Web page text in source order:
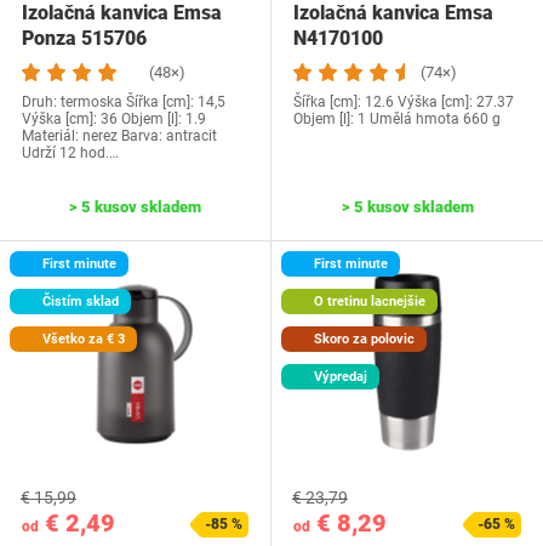
Izolačná kanvica Emsa
Ponza 515706
(48×)
Druh: termoska Šířka [cm]: 14,5
Výška [cm]: 36 Objem [l]: 1.9
Materiál: nerez Barva: antracit
Udrží 12 hod.…
> 5 kusov skladem
Izolačná kanvica Emsa
‎N4170100
(74×)
Šířka [cm]: 12.6 Výška [cm]: 27.37
Objem [l]: 1 ‎Umělá hmota ‎660 g
> 5 kusov skladem
First minute
Čistím sklad
Všetko za € 3
od € 2,49
€ 15,99
-85 %
First minute
O tretinu lacnejšie
Skoro za polovic
Výpredaj
od € 8,29
€ 23,79
-65 %